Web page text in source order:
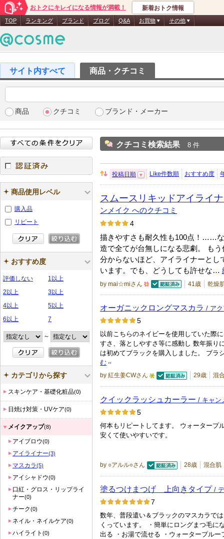
おトクにキレイになる情報が満載！ 新着おトク情報
TOP ランキング ブランド ブログ Q&A お買物 その他
商品・クチコミ
商品 クチコミ ブランド・メーカー
クチコミ検索結果 8 件
替
え：
投稿日順 Like件数順 おすすめ度
スムースリキッドアイライ
ンメイク へのクチコミ
4
描きやすさも耐久性も100点！……
造で全てが台無しになる悲劇。 も
分からないほど、アイライナーとし
います。でも、どうしても許せな…
by mai☆miさん
0
以
上
メ
ン
バ
に
お
に
り
登
れ
41歳 乾燥
オーガニックロングマスカラ / ア
5
以前こちらのネイビーを使用していた際
すさ、落としやすさ等に感動し 数年振り
は初めてブラックを購入しました。 ブ
む
by 紅生姜CWさん
人
の
バ
に
お
気
に
29歳 混
クイックラッシュカーラー / キャン
5
何本もリピートしてます。 ウォータープ
安くて使いやすいです。
by ○アルル○さん
28歳 混合肌
塗るつけまつげ 上向きタイプ /
7
数年、普段遣い＆ブラックのマスカラで
くっています。 ・簡単にロングまつ毛に
出る ・お湯で流せる ・ウォータープルー
認証済み
商品使用レベル
購入品
リピート
おすすめ度
評価しない
1以上
2以上
3以上
4以上
5以上
6以上
7
～
カテゴリから探す
スキンケア・基礎化粧品(0)
日焼け対策・UVケア(0)
メイクアップ(8)
アイブロウ(0)
アイライナー(3)
マスカラ(5)
アイシャドウ(0)
口紅・グロス・リップライ
ナー(0)
チーク(0)
ネイル・ネイルケア(0)
ハイライト (0)